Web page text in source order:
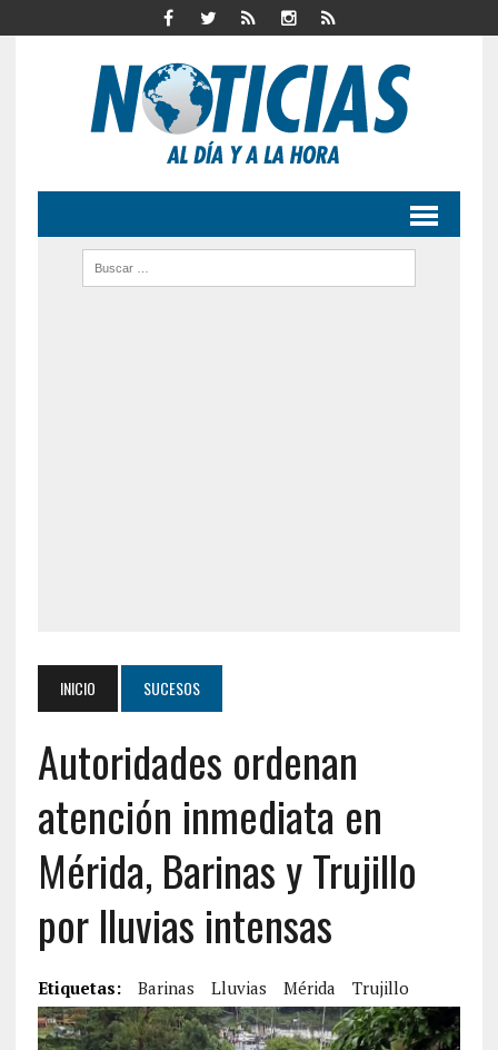
INICIO SUCESOS
Autoridades ordenan
atención inmediata en
Mérida, Barinas y Trujillo
por lluvias intensas
Etiquetas: Barinas Lluvias Mérida Trujillo